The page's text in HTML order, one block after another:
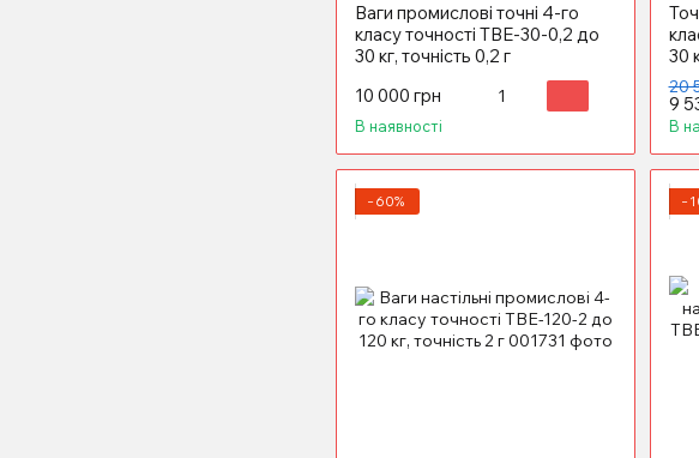
Ваги промислові точні 4-го
класу точності ТВЕ-30-0,2 до
30 кг, точність 0,2 г
10 000 грн
В наявності
30
20
9
В
−60%